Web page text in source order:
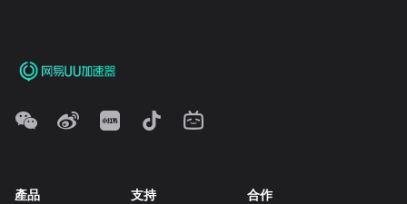
產品 支持 合作